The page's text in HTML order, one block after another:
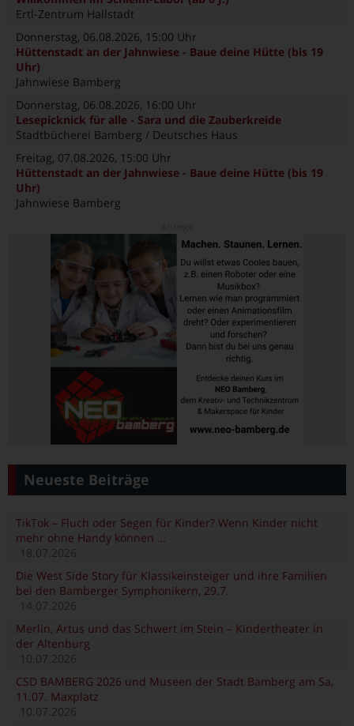
Ertl-Zentrum Hallstadt
Donnerstag, 06.08.2026, 15:00 Uhr
Hüttenstadt an der Jahnwiese - Baue deine Hütte (bis 19
Uhr)
Jahnwiese Bamberg
Donnerstag, 06.08.2026, 16:00 Uhr
Lesepicknick für alle - Sara und die Zauberkreide
Stadtbücherei Bamberg / Deutsches Haus
Freitag, 07.08.2026, 15:00 Uhr
Hüttenstadt an der Jahnwiese - Baue deine Hütte (bis 19
Uhr)
Jahnwiese Bamberg
Neueste Beiträge
TikTok – Fluch oder Segen für Kinder? Wenn Kinder nicht
mehr ohne Handy können …
18.07.2026
Die West Side Story für Klassikeinsteiger und ihre Familien
bei den Bamberger Symphonikern, 29.7.
14.07.2026
Merlin, Artus und das Schwert im Stein – Kindertheater in
der Altenburg
10.07.2026
CSD BAMBERG 2026 und Museen der Stadt Bamberg am Sa,
11.07. Maxplatz
10.07.2026